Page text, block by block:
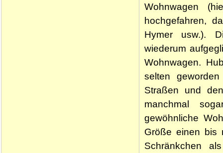
Wohnwagen
hochgefahren,
Hymer usw.).
wiederum
Wohnwagen.
selten
Straßen und
manchmal
gewöhnliche
Größe einen bis
Schränkchen